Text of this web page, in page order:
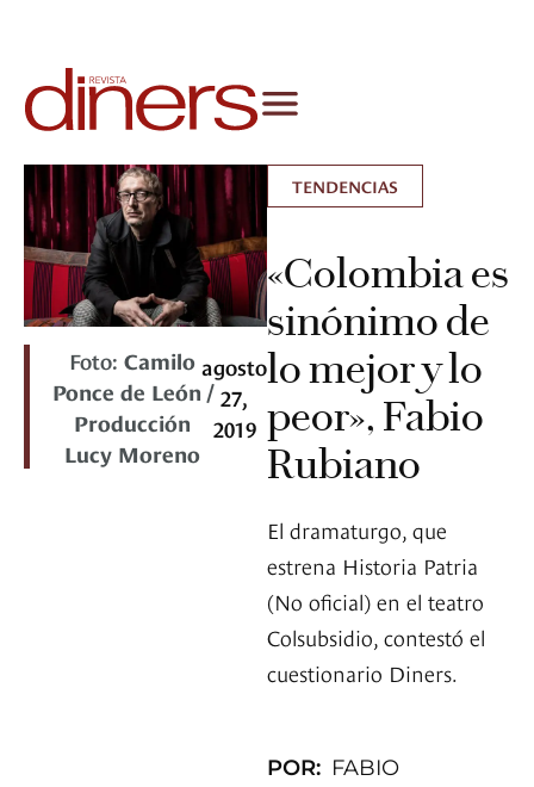
Foto:Camilo
Ponce de León /
Producción
Lucy Moreno
agosto
27,
2019
TENDENCIAS
«Colombia es
sinónimo de
lo mejor y lo
peor», Fabio
Rubiano
El dramaturgo, que
estrena Historia Patria
(No oficial) en el teatro
Colsubsidio, contestó el
cuestionario Diners.
POR: FABIO